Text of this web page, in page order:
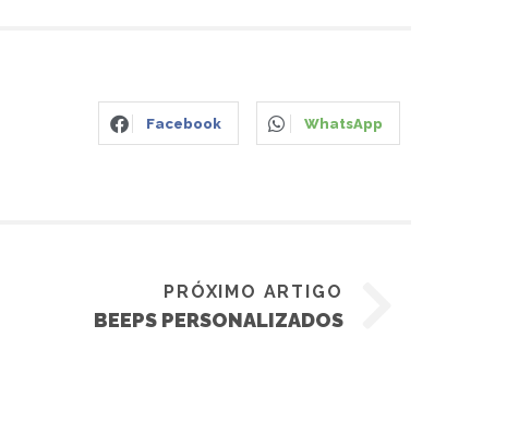
Facebook WhatsApp
PRÓXIMO ARTIGO
BEEPS PERSONALIZADOS